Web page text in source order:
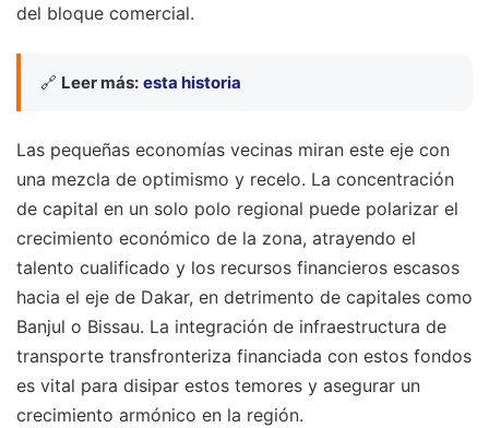
del bloque comercial.
🔗 Leer más: esta historia
Las pequeñas economías vecinas miran este eje con
una mezcla de optimismo y recelo. La concentración
de capital en un solo polo regional puede polarizar el
crecimiento económico de la zona, atrayendo el
talento cualificado y los recursos financieros escasos
hacia el eje de Dakar, en detrimento de capitales como
Banjul o Bissau. La integración de infraestructura de
transporte transfronteriza financiada con estos fondos
es vital para disipar estos temores y asegurar un
crecimiento armónico en la región.